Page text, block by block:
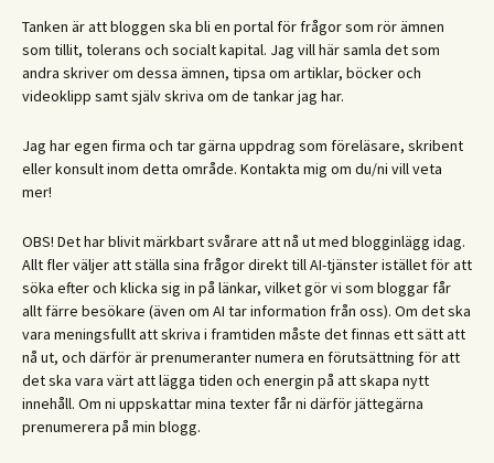
Tanken är att bloggen ska bli en portal för frågor som rör ämnen
som tillit, tolerans och socialt kapital. Jag vill här samla det som
andra skriver om dessa ämnen, tipsa om artiklar, böcker och
videoklipp samt själv skriva om de tankar jag har.
Jag har egen firma och tar gärna uppdrag som föreläsare, skribent
eller konsult inom detta område. Kontakta mig om du/ni vill veta
mer!
OBS! Det har blivit märkbart svårare att nå ut med blogginlägg idag.
Allt fler väljer att ställa sina frågor direkt till AI-tjänster istället för att
söka efter och klicka sig in på länkar, vilket gör vi som bloggar får
allt färre besökare (även om AI tar information från oss). Om det ska
vara meningsfullt att skriva i framtiden måste det finnas ett sätt att
nå ut, och därför är prenumeranter numera en förutsättning för att
det ska vara värt att lägga tiden och energin på att skapa nytt
innehåll. Om ni uppskattar mina texter får ni därför jättegärna
prenumerera på min blogg.